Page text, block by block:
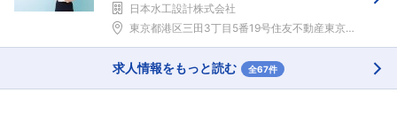
日本水工設計株式会社
東京都港区三田3丁目5番19号住友不動産東京三田ガ...
求人情報をもっと読む 全67件